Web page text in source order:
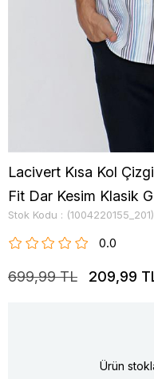
Lacivert Kısa Kol
Fit Dar Kesim Klasik
Stok Kodu (1004220155_201)
0.0
699,99 TL 209,99
Ürün